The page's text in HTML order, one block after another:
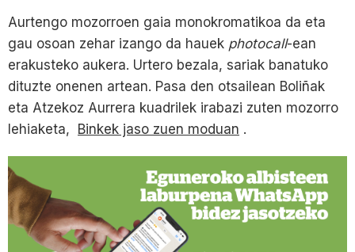
Aurtengo mozorroen gaia monokromatikoa da eta
gau osoan zehar izango da hauek photocall-ean
erakusteko aukera. Urtero bezala, sariak banatuko
dituzte onenen artean. Pasa den otsailean Boliñak
eta Atzekoz Aurrera kuadrilek irabazi zuten mozorro
lehiaketa, Binkek jaso zuen moduan .